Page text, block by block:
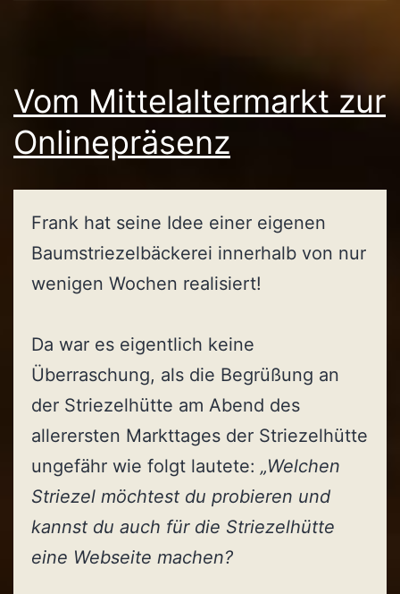
Vom Mittelaltermarkt zur
Onlinepräsenz
Frank hat seine Idee einer eigenen
Baumstriezelbäckerei innerhalb von nur
wenigen Wochen realisiert!
Da war es eigentlich keine
Überraschung, als die Begrüßung an
der Striezelhütte am Abend des
allerersten Markttages der Striezelhütte
ungefähr wie folgt lautete: „Welchen
Striezel möchtest du probieren und
kannst du auch für die Striezelhütte
eine Webseite machen?